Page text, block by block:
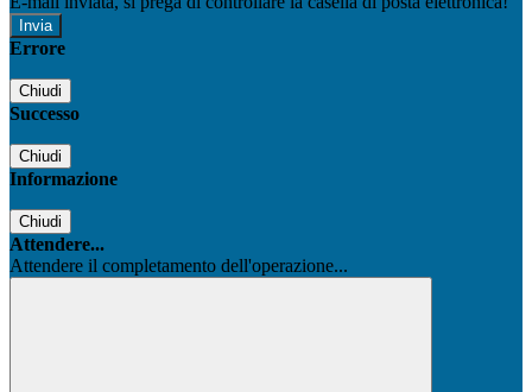
Errore
Chiudi
Successo
Chiudi
Informazione
Chiudi
Attendere...
Attendere il completamento dell'operazione...